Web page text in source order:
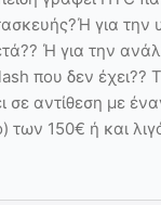
για την
Ή για την
που δεν έχει??
σε αντίθεση με
των 150€ ή και